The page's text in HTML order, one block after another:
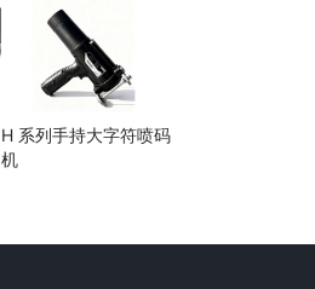
H 系列手持大字符喷码
机